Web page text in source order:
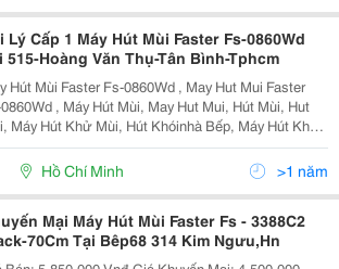
Lý Cấp 1 Máy Hút Mùi Faster Fs-0860Wd
515-Hoàng Văn Thụ-Tân Bình-Tphcm
Hút Mùi Faster Fs-0860Wd , May Hut Mui Faster
, Máy Hút Mùi, May Hut Mui, Hút Mùi, Hut
Máy Hút Khử Mùi, Hút Khóinhà Bếp, Máy Hút Khói,
Đảo, Hút Mùi Cổ Điển, Hút Mùi Độc Lập Máy Hút
I Faster Fs-0860Wd G Iá Khuyến Mãi
Hồ Chí Minh >1 năm
Mại Máy Hút Mùi Faster Fs - 3388C2
70Cm Tại Bêp68 314 Kim Ngưu,Hn